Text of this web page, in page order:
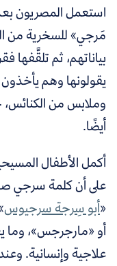
استعمل المصريون
مَرجي» للسخرية من
بياناتهم، ثم تلقَّفها
يقولونها وهم
وملابس من
أيضًا.
أكمل الأطفال
على أن كلمة سرجي
«أبو سِرجة سرجيوس
أو «مارجرجس»، وما
علاجية وإنسانية.